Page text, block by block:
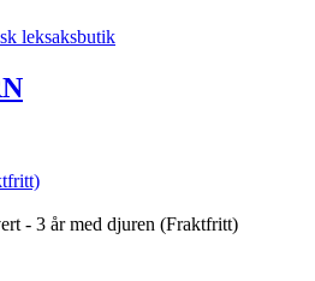
- 3 år med djuren (Fraktfritt)